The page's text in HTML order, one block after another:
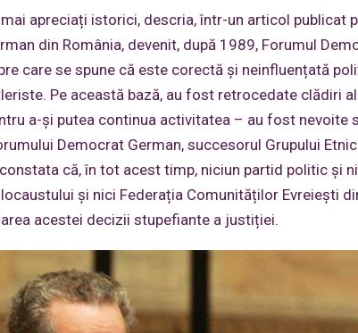
apreciați istorici, descria, într-un articol publicat
din România, devenit, după 1989, Forumul
care se spune că este corectă și neinfluențată
Pe această bază, au fost retrocedate clădiri
a-și putea continua activitatea – au fost nevoite
Democrat German, succesorul Grupului
că, în tot acest timp, niciun partid politic și
și nici Federația Comunităților Evreiești
acestei decizii stupefiante a justiției.